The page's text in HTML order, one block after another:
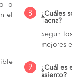
o
el
8
¿Cuáles
Tacna?
Según
mejores
9
¿Cuál es
asiento?